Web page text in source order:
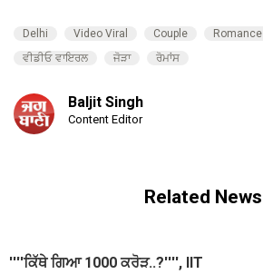
Delhi Video Viral Couple Romance
ਵੀਡੀਓ ਵਾਇਰਲ
ਜੋੜਾ ਰੋਮਾਂਸ
Baljit Singh
Content Editor
Related News
''''ਕਿੱਥੇ ਗਿਆ 1000 ਕਰੋੜ..?'''', IIT